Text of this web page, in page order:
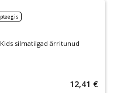
silmatilgad ärritunud
12,41 €